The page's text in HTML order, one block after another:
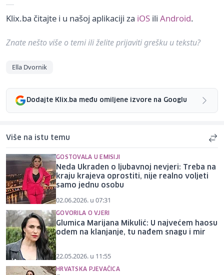
Klix.ba čitajte i u našoj aplikaciji za iOS ili Android.
Znate nešto više o temi ili želite prijaviti grešku u tekstu?
Ella Dvornik
Dodajte Klix.ba među omiljene izvore na Googlu
Više na istu temu
GOSTOVALA U EMISIJI
Neda Ukraden o ljubavnoj nevjeri: Treba na
kraju krajeva oprostiti, nije realno voljeti
samo jednu osobu
02.06.2026. u 07:31
GOVORILA O VJERI
Glumica Marijana Mikulić: U najvećem haosu
odem na klanjanje, tu nađem snagu i mir
22.05.2026. u 11:55
HRVATSKA PJEVAČICA